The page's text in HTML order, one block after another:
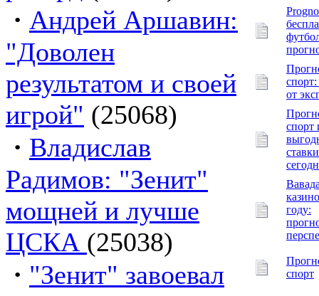
· Андрей Аршавин:
"Доволен
результатом и своей
игрой" (25068)
· Владислав
Радимов: "Зенит"
мощней и лучше
ЦСКА (25038)
· "Зенит" завоевал
от
спорт
ставки
году:
спорт